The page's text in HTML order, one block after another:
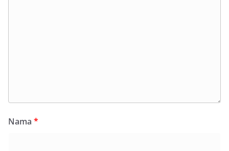
Nama *